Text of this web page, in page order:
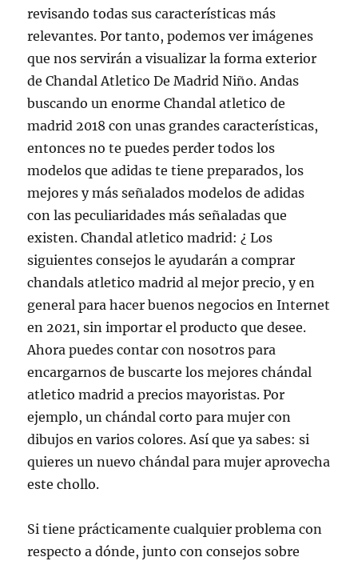
revisando todas sus características más
relevantes. Por tanto, podemos ver imágenes
que nos servirán a visualizar la forma exterior
de Chandal Atletico De Madrid Niño. Andas
buscando un enorme Chandal atletico de
madrid 2018 con unas grandes características,
entonces no te puedes perder todos los
modelos que adidas te tiene preparados, los
mejores y más señalados modelos de adidas
con las peculiaridades más señaladas que
existen. Chandal atletico madrid: ¿ Los
siguientes consejos le ayudarán a comprar
chandals atletico madrid al mejor precio, y en
general para hacer buenos negocios en Internet
en 2021, sin importar el producto que desee.
Ahora puedes contar con nosotros para
encargarnos de buscarte los mejores chándal
atletico madrid a precios mayoristas. Por
ejemplo, un chándal corto para mujer con
dibujos en varios colores. Así que ya sabes: si
quieres un nuevo chándal para mujer aprovecha
este chollo.
Si tiene prácticamente cualquier problema con
respecto a dónde, junto con consejos sobre